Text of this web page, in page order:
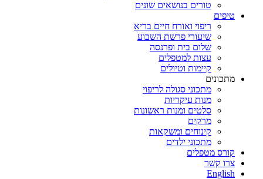
טורים בנושאים שונים
טיפים
ריפוי ואורח חיים בריא
שיעורי פרשת השבוע
שלום בית ופרנסה
עצות למטפלים
קיימות וטיולים
מתכונים
מתכוני סגולה לריפוי
מנות עיקריות
סלטים ומנות ראשונות
מרקים
קינוחים ומשקאות
מתכוני ילדים
קורס מטפלים
צרו קשר
English